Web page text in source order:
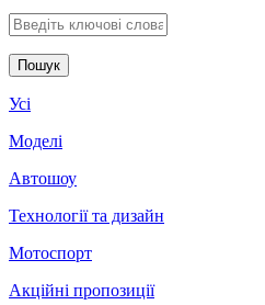
Введіть ключові слова для
Усі
Моделі
Автошоу
Технології та дизайн
Мотоспорт
Акційні пропозиції